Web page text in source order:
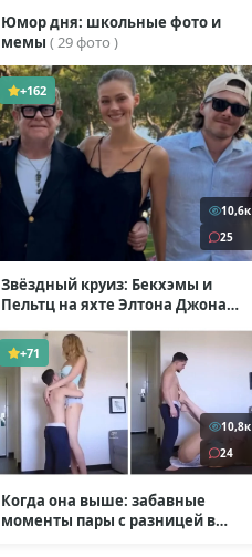
Юмор дня: школьные фото и
мемы ( 29 фото )
+162
10,6к
25
Звёздный круиз: Бекхэмы и
Пельтц на яхте Элтона Джона
+71
10,8к
24
Когда она выше: забавные
моменты пары с разницей в